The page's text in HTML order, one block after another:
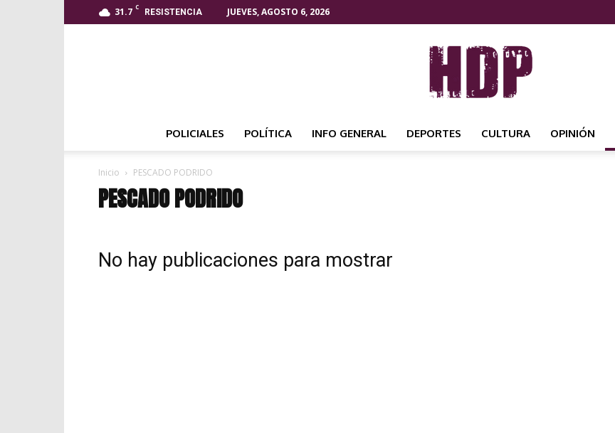
31.7 C
RESISTENCIA JUEVES, AGOSTO 6, 2026
POLICIALES POLÍTICA INFO GENERAL DEPORTES CULTURA OPINIÓN
Inicio PESCADO PODRIDO
PESCADO PODRIDO
No hay publicaciones para mostrar